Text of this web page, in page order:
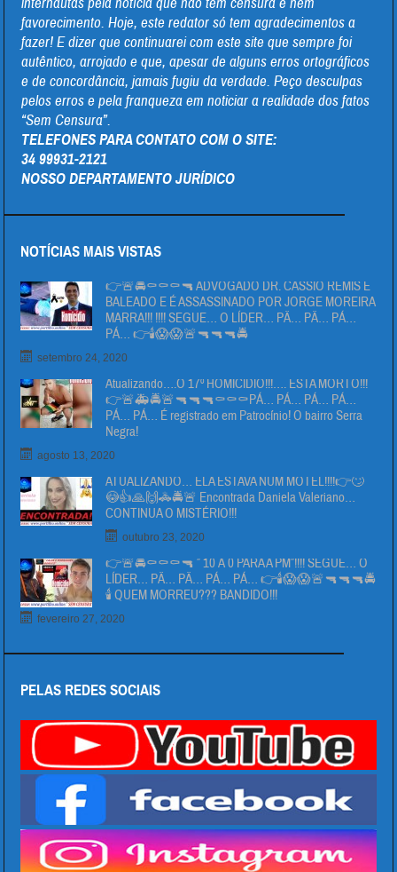
favorecimento. Hoje, este redator só tem agradecimentos a
fazer! E dizer que continuarei com este site que sempre foi
autêntico, arrojado e que, apesar de alguns erros ortográficos
e de concordância, jamais fugiu da verdade. Peço desculpas
pelos erros e pela franqueza em noticiar a realidade dos fatos
“Sem Censura”.
TELEFONES PARA CONTATO COM O SITE:
34 99931-2121
NOSSO DEPARTAMENTO JURÍDICO
NOTÍCIAS MAIS VISTAS
👉🚨🚔⚰⚰⚰🔫 ADVOGADO DR. CÁSSIO REMIS É
BALEADO E É ASSASSINADO POR JORGE MOREIRA
MARRA!!! !!!! SEGUE… O LÍDER… PÄ… PÄ… PÁ…
PÁ… 👉🕯😱😱🚨🔫🔫🔫🚔
setembro 24, 2020
Atualizando….O 17º HOMICIDIO!!!…. ESTA MORTO!!!
👉🚨🚑🚔🚨🔫🔫🔫⚰⚰⚰PÁ… PÁ… PÁ… PÁ…
PÁ… PÁ… É registrado em Patrocínio! O bairro Serra
Negra!
agosto 13, 2020
ATUALIZANDO… ELA ESTAVA NUM MOTEL!!!!👉🙄
😳👍🙏🙌🚓🚔🚨 Encontrada Daniela Valeriano…
CONTINUA O MISTÉRIO!!!
outubro 23, 2020
👉🚨🚔⚰⚰⚰🔫 ” 10 Á 0 PARA A PM”!!!! SEGUE… O
LÍDER… PÄ… PÄ… PÁ… PÁ… 👉🕯😱😱🚨🔫🔫🔫🚔
🕯 QUEM MORREU??? BANDIDO!!!
fevereiro 27, 2020
PELAS REDES SOCIAIS